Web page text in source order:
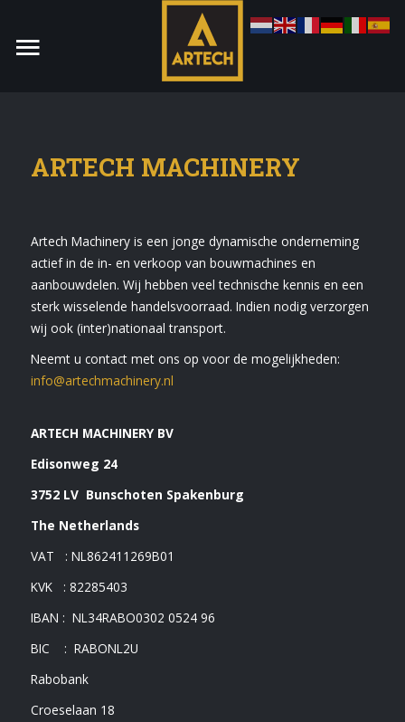
Allround CNC Verspaner
Spare parts manager
januari 2023
Login
Reacties feed
WordPress.org
Artech verhuur
Verkoop
Contact Opnemen
ARTECH MACHINERY
Artech Machinery is een jonge dynamische onderneming
actief in de in- en verkoop van bouwmachines en
aanbouwdelen. Wij hebben veel technische kennis en een
sterk wisselende handelsvoorraad. Indien nodig verzorgen
wij ook (inter)nationaal transport.
Neemt u contact met ons op voor de mogelijkheden:
info@artechmachinery.nl
ARTECH MACHINERY BV
Edisonweg 24
3752 LV Bunschoten Spakenburg
The Netherlands
VAT : NL862411269B01
KVK : 82285403
IBAN : NL34RABO0302 0524 96
BIC : RABONL2U
Rabobank
Croeselaan 18